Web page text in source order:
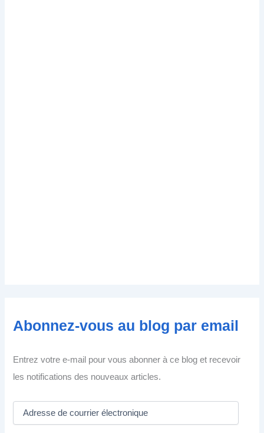
Abonnez-vous au blog par email
Entrez votre e-mail pour vous abonner à ce blog et recevoir
les notifications des nouveaux articles.
A